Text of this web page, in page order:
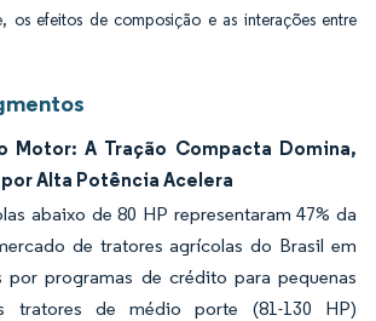
os efeitos de composição e as interações entre
Motor: A Tração Compacta Domina,
Alta Potência Acelera
abaixo de 80 HP representaram 47% da
de tratores agrícolas do Brasil em
por programas de crédito para pequenas
tratores de médio porte (81-130 HP)